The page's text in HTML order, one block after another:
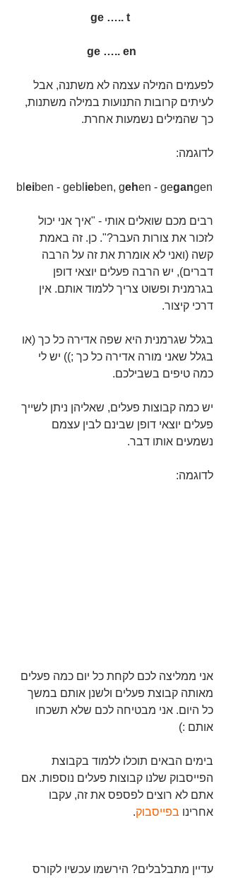
ge ….. t
ge ….. en
לפעמים המילה עצמה לא משתנה, אבל
לעיתים קרובות התנועות במילה משתנות,
כך שהמילים נשמעות אחרת.
לדוגמה:
bl eiben - gebl ieben, gehen - gegangen
רבים מכם שואלים אותי - "איך אני יכול
לזכור את צורות העבר?". כן. זה באמת
קשה (ואני לא אומרת את זה על הרבה
דברים), יש הרבה פעלים יוצאי דופן
בגרמנית ופשוט צריך ללמוד אותם. אין
דרכי קיצור.
בגלל שגרמנית היא שפה אדירה כל כך (או
בגלל שאני מורה אדירה כל כך ;)) יש לי
כמה טיפים בשבילכם.
יש כמה קבוצות פעלים, שאליהן ניתן לשייך
פעלים יוצאי דופן שבינם לבין עצמם
נשמעים אותו דבר.
לדוגמה:
אני ממליצה לכם לקחת כל יום כמה פעלים
מאותה קבוצת פעלים ולשנן אותם במשך
כל היום. אני מבטיחה לכם שלא תשכחו
אותם :)
בימים הבאים תוכלו ללמוד בקבוצת
הפייסבוק שלנו קבוצות פעלים נוספות. אם
אתם לא רוצים לפספס את זה, עקבו
אחרינו בפייסבוק.
עדיין מתבלבלים? הירשמו עכשיו לקורס